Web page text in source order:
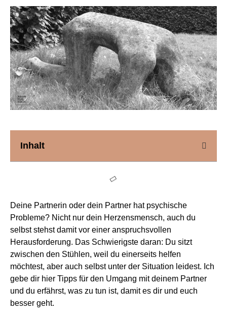
Inhalt
Deine Partnerin oder dein Partner hat psychische
Probleme? Nicht nur dein Herzensmensch, auch du
selbst stehst damit vor einer anspruchsvollen
Herausforderung. Das Schwierigste daran: Du sitzt
zwischen den Stühlen, weil du einerseits helfen
möchtest, aber auch selbst unter der Situation leidest. Ich
gebe dir hier Tipps für den Umgang mit deinem Partner
und du erfährst, was zu tun ist, damit es dir und euch
besser geht.